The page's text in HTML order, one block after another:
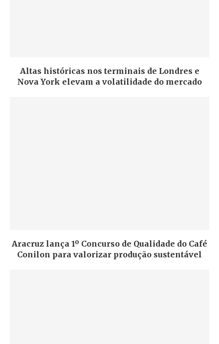
Altas históricas nos terminais de Londres e
Nova York elevam a volatilidade do mercado
Aracruz lança 1º Concurso de Qualidade do Café
Conilon para valorizar produção sustentável